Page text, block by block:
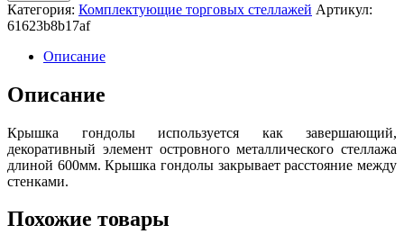
Категория: Комплектующие торговых стеллажей Артикул:
61623b8b17af
Описание
Описание
Крышка гондолы используется как завершающий,
декоративный элемент островного металлического стеллажа
длиной 600мм. Крышка гондолы закрывает расстояние между
стенками.
Похожие товары